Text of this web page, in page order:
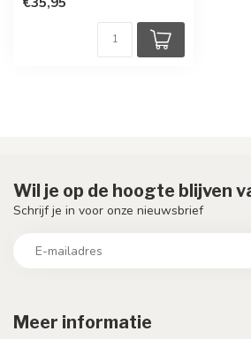
Meer informatie
Wil je op de hoogte blijven
Schrijf je in voor onze nieuwsbrief